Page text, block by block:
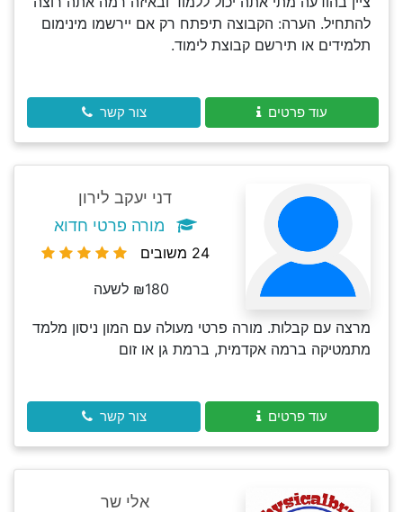
להתחיל. הערה: הקבוצה תיפתח רק אם יירשמו מינימום
תלמידים או תירשם קבוצת לימוד.
עוד פרטים צור קשר
דני יעקב לירון
מורה פרטי חדוא
24 משובים
₪180 לשעה
מרצה עם קבלות. מורה פרטי מעולה עם המון ניסון מלמד
מתמטיקה ברמה אקדמית, ברמת גן או זום
עוד פרטים צור קשר
אלי שר